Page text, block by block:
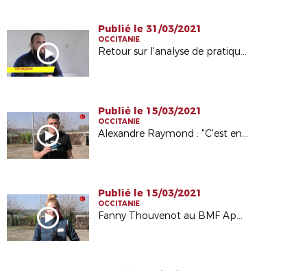
Publié le 31/03/2021
OCCITANIE
Retour sur l'analyse de pratique avec Loïc Mazzoleni
Publié le 15/03/2021
OCCITANIE
Alexandre Raymond : "C'est enrichissant et intéressant"
Publié le 15/03/2021
OCCITANIE
Fanny Thouvenot au BMF Apprentissage